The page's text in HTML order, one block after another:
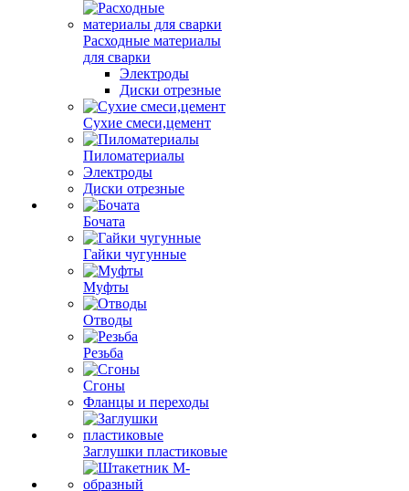
Расходные материалы
для сварки
Электроды
Диски отрезные
Сухие смеси,цемент
Пиломатериалы
Электроды
Диски отрезные
Бочата
Гайки чугунные
Муфты
Отводы
Резьба
Сгоны
Фланцы и переходы
Заглушки пластиковые